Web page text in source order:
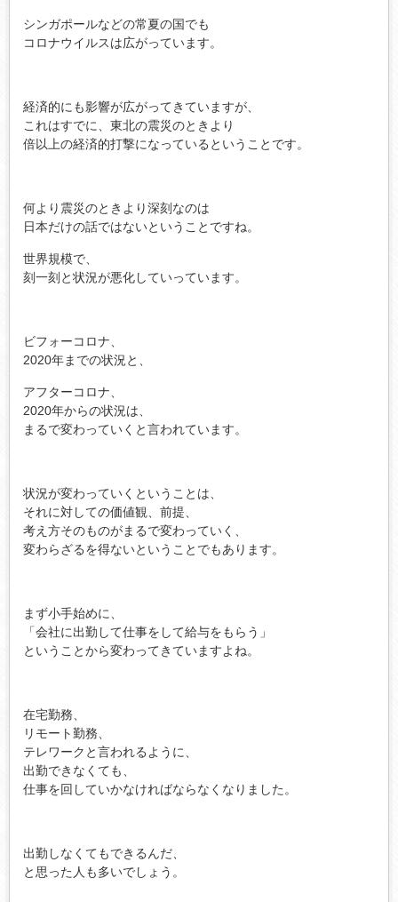
シンガポールなどの常夏の国でも
コロナウイルスは広がっています。
経済的にも影響が広がってきていますが、
これはすでに、東北の震災のときより
倍以上の経済的打撃になっているということです。
何より震災のときより深刻なのは
日本だけの話ではないということですね。
世界規模で、
刻一刻と状況が悪化していっています。
ビフォーコロナ、
2020年までの状況と、
アフターコロナ、
2020年からの状況は、
まるで変わっていくと言われています。
状況が変わっていくということは、
それに対しての価値観、前提、
考え方そのものがまるで変わっていく、
変わらざるを得ないということでもあります。
まず小手始めに、
「会社に出勤して仕事をして給与をもらう」
ということから変わってきていますよね。
在宅勤務、
リモート勤務、
テレワークと言われるように、
出勤できなくても、
仕事を回していかなければならなくなりました。
出勤しなくてもできるんだ、
と思った人も多いでしょう。